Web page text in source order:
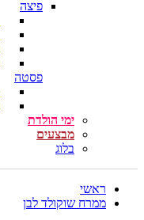
פיצה
פסטה
ימי הולדת
מבצעים
בלוג
ראשי
ממרח שוקולד לבן